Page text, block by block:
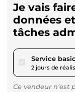
Je vais
données
tâches
Service
2 jours de
Ce vendeur n’est